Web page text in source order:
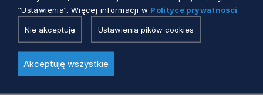
“Ustawienia“. Więcej informacji w Polityce prywatności
Nie akceptuję Ustawienia pików cookies
Akceptuję wszystkie